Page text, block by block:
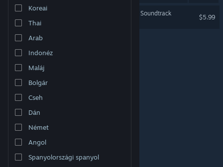
A Steam mobilalkalmazás beszerzése
Asztali weboldalra váltás
Koreai
Thai
Arab
Indonéz
Maláj
Bolgár
Cseh
Dán
Német
Angol
Spanyolországi spanyol
The Planet Crafter Original Soundtrack
$5.99